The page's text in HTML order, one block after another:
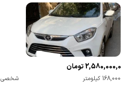
2,580,000,000 تومان
168,000 کیلومتر
شخصی